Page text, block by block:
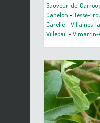
Sauveur-de-
Ganelon -Tessé-
Carelle-Villaines-
Villepail -Vimartin-